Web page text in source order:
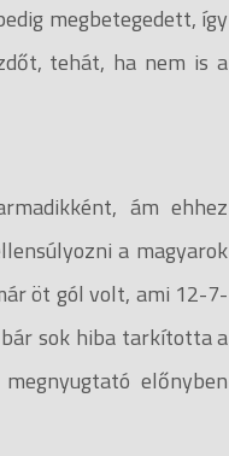
megbetegedett, így
tehát, ha nem is a
ám ehhez
a magyarok
öt gól volt, ami 12-7-
sok hiba tarkította a
előnyben